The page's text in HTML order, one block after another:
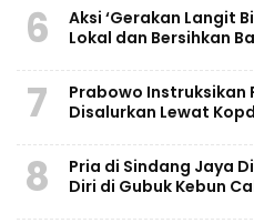
6
Aksi ‘Gerakan Langit
Lokal dan Bersihkan
7
Prabowo Instruksikan
Disalurkan Lewat
8
Pria di Sindang Jaya
Diri di Gubuk Kebun